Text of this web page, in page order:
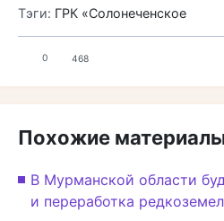
Тэги: ГРК «Солонеченское
0 468
Похожие
В Мурманской области
и переработка